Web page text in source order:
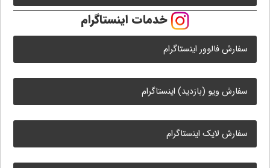
خدمات اینستاگرام
سفارش فالوور اینستاگرام
سفارش ویو (بازدید) اینستاگرام
سفارش لایک اینستاگرام